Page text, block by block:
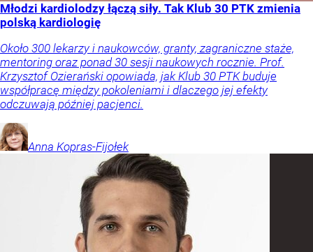
Młodzi kardiolodzy łączą siły. Tak Klub 30 PTK zmienia
polską kardiologię
Około 300 lekarzy i naukowców, granty, zagraniczne staże,
mentoring oraz ponad 30 sesji naukowych rocznie. Prof.
Krzysztof Ozierański opowiada, jak Klub 30 PTK buduje
współpracę między pokoleniami i dlaczego jej efekty
odczuwają później pacjenci.
Anna Kopras-Fijołek